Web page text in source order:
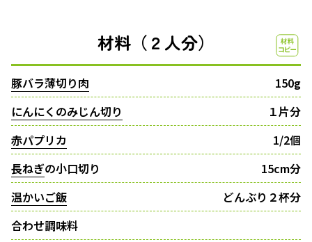
材料（２人分）
豚バラ薄切り肉
150g
にんにくのみじん切り
１片分
赤パプリカ
1/2個
長ねぎの小口切り
15cm分
温かいご飯
どんぶり２杯分
合わせ調味料